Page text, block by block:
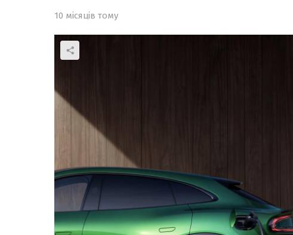
10 місяців тому